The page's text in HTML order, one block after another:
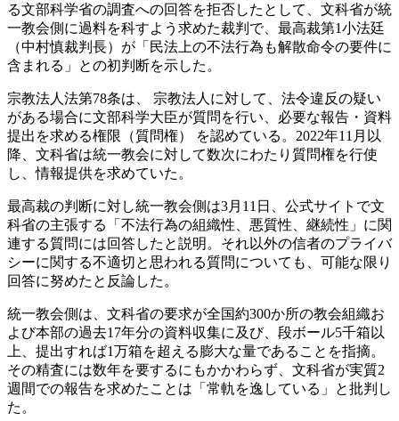
る文部科学省の調査への回答を拒否したとして、文科省が統
一教会側に過料を科すよう求めた裁判で、最高裁第1小法廷
（中村慎裁判長）が「民法上の不法行為も解散命令の要件に
含まれる」との初判断を示した。
宗教法人法第78条は、 宗教法人に対して、法令違反の疑い
がある場合に文部科学大臣が質問を行い、必要な報告・資料
提出を求める権限（質問権） を認めている。2022年11月以
降、文科省は統一教会に対して数次にわたり質問権を行使
し、情報提供を求めていた。
最高裁の判断に対し統一教会側は3月11日、公式サイトで文
科省の主張する「不法行為の組織性、悪質性、継続性」に関
連する質問には回答したと説明。それ以外の信者のプライバ
シーに関する不適切と思われる質問についても、可能な限り
回答に努めたと反論した。
統一教会側は、文科省の要求が全国約300か所の教会組織お
よび本部の過去17年分の資料収集に及び、段ボール5千箱以
上、提出すれば1万箱を超える膨大な量であることを指摘。
その精査には数年を要するにもかかわらず、文科省が実質2
週間での報告を求めたことは「常軌を逸している」と批判し
た。